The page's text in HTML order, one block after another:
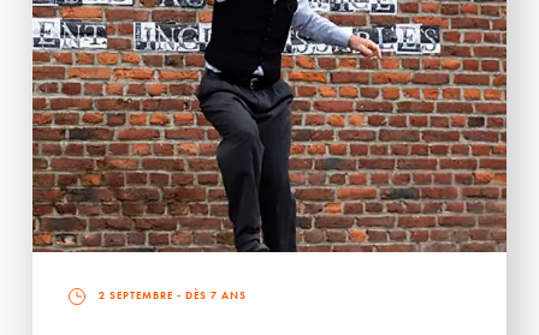
2 SEPTEMBRE - DÈS 7 ANS